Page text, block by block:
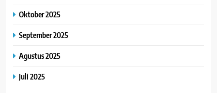
Oktober 2025
September 2025
Agustus 2025
Juli 2025